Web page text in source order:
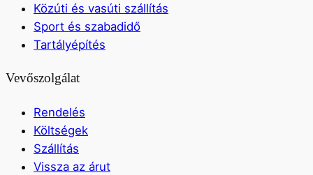
Közúti és vasúti szállítás
Sport és szabadidő
Tartályépítés
Vevőszolgálat
Rendelés
Költségek
Szállítás
Vissza az árut